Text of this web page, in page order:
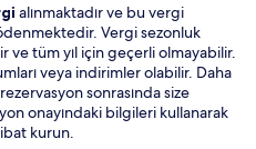
alınmaktadır ve bu vergi
Vergi sezonluk
ve tüm yıl için geçerli olmayabilir.
veya indirimler olabilir. Daha
sonrasında size
onayındaki bilgileri kullanarak
kurun.